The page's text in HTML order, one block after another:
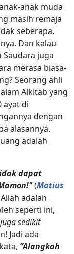
anak muda
masih remaja
seberapa.
Dan kalau
juga
merasa biasa-
Seorang ahli
Alkitab yang
ayat di
dengan
alasannya.
adalah
dapat
(Matius
adalah
seperti ini,
sedikit
Jadi ada
”Alangkah